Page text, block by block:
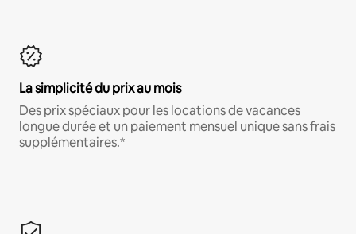
La simplicité du prix au mois
Des prix spéciaux pour les locations de vacances
longue durée et un paiement mensuel unique sans frais
supplémentaires.*